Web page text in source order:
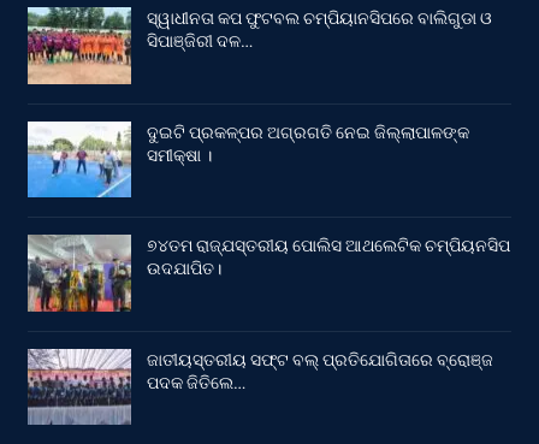
ସ୍ୱାଧୀନତା କପ ଫୁଟବଲ ଚମ୍ପିୟାନସିପରେ ବାଲିଗୁଡା ଓ
ସିପାଞ୍ଜିରୀ ଦଳ…
ଦୁଇଟି ପ୍ରକଳ୍ପର ଅଗ୍ରଗତି ନେଇ ଜିଲ୍ଲାପାଳଙ୍କ
ସମୀକ୍ଷା ।
୭୪ତମ ରାଜ୍ଯସ୍ତରୀୟ ପୋଲିସ ଆଥଲେଟିକ ଚମ୍ପିୟନସିପ
ଉଦଯାପିତ।
ଜାତୀୟସ୍ତରୀୟ ସଫ୍ଟ ବଲ୍ ପ୍ରତିଯୋଗିତାରେ ବ୍ରୋଞ୍ଜ
ପଦକ ଜିତିଲେ…